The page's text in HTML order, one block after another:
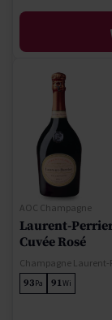
AOC Champagne
Laurent-
Cuvée Rosé
Champagne Laurent-
93Pa 91Wi